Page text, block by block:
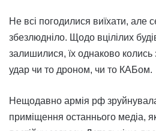
Не всі погодилися виїхати,
збезлюдніло. Щодо вцілілих
залишилися, їх однаково колись
удар чи то дроном, чи то КАБом.
Нещодавно армія рф
приміщення останнього медіа,